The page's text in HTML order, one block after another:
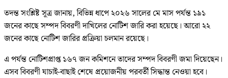
তদন্ত সংশ্লিষ্ট সূত্র জানায়, বিভিন্ন ধাপে ২০২৬ সালের মে মাস পর্যন্ত ১৯১
জনের কাছে সম্পদ বিবরণী দাখিলের নোটিশ জারি করা হয়েছে। আরো ২২
জনের কাছে নোটিশ জারির প্রক্রিয়া চলমান রয়েছে।
এ পর্যন্ত নোটিশপ্রাপ্ত ১৬৭ জন কমিশনে তাদের সম্পদ বিবরণী জমা দিয়েছেন।
এসব বিবরণী যাচাই-বাছাই শেষে প্রয়োজনীয় পরবর্তী সিদ্ধান্ত নেওয়া হবে।